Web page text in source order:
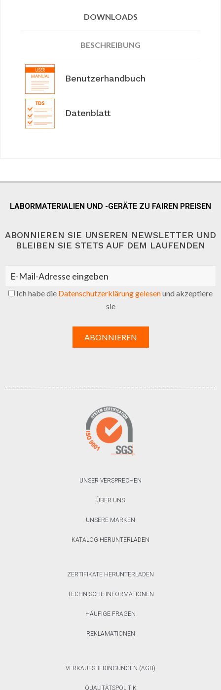
DOWNLOADS
BESCHREIBUNG
Benutzerhandbuch
Datenblatt
LABORMATERIALIEN UND -GERÄTE ZU FAIREN PREISEN
ABONNIEREN SIE UNSEREN NEWSLETTER UND
BLEIBEN SIE STETS AUF DEM LAUFENDEN
Ich habe die Datenschutzerklärung gelesenund akzeptiere
sie
UNSER VERSPRECHEN
ÜBER UNS
UNSERE MARKEN
KATALOG HERUNTERLADEN
ZERTIFIKATE HERUNTERLADEN
TECHNISCHE INFORMATIONEN
HÄUFIGE FRAGEN
REKLAMATIONEN
VERKAUFSBEDINGUNGEN (AGB)
QUALITÄTSPOLITIK